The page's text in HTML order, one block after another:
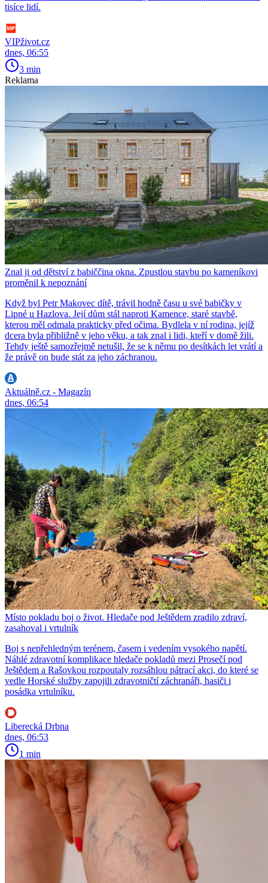
tisíce lidí.
VIPživot.cz
dnes, 06:55
3 min
Reklama
Znal ji od dětství z babiččina okna. Zpustlou stavbu po kameníkovi
proměnil k nepoznání
Když byl Petr Makovec dítě, trávil hodně času u své babičky v
Lipné u Hazlova. Její dům stál naproti Kamence, staré stavbě,
kterou měl odmala prakticky před očima. Bydlela v ní rodina, jejíž
dcera byla přibližně v jeho věku, a tak znal i lidi, kteří v domě žili.
Tehdy ještě samozřejmě netušil, že se k němu po desítkách let vrátí a
že právě on bude stát za jeho záchranou.
Aktuálně.cz - Magazín
dnes, 06:54
Místo pokladu boj o život. Hledače pod Ještědem zradilo zdraví,
zasahoval i vrtulník
Boj s nepřehledným terénem, časem i vedením vysokého napětí.
Náhlé zdravotní komplikace hledače pokladů mezi Prosečí pod
Ještědem a Rašovkou rozpoutaly rozsáhlou pátrací akci, do které se
vedle Horské služby zapojili zdravotničtí záchranáři, hasiči i
posádka vrtulníku.
Liberecká Drbna
dnes, 06:53
1 min